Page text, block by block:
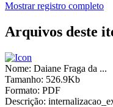
Mostrar registro completo
Arquivos deste
Nome: Daiane Fraga da ...
Tamanho: 526.9Kb
Formato: PDF
Descrição: